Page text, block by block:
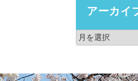
アーカイ